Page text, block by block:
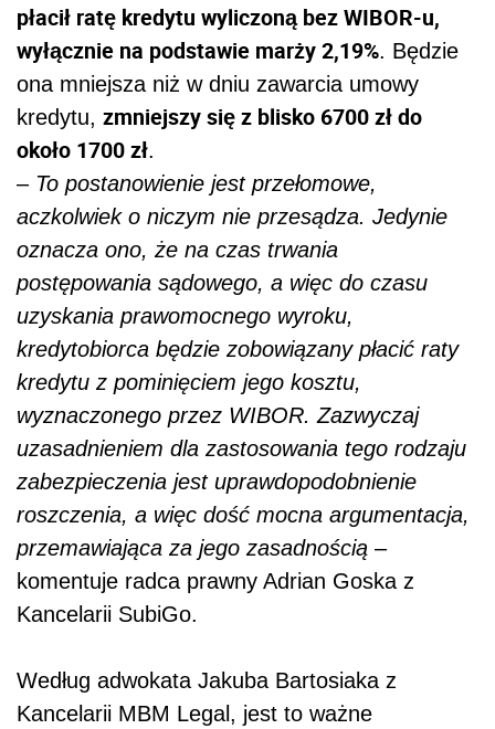
płacił ratę kredytu wyliczoną bez WIBOR-u,
wyłącznie na podstawie marży 2,19%. Będzie
ona mniejsza niż w dniu zawarcia umowy
kredytu, zmniejszy się z blisko 6700 zł do
około 1700 zł.
– To postanowienie jest przełomowe,
aczkolwiek o niczym nie przesądza. Jedynie
oznacza ono, że na czas trwania
postępowania sądowego, a więc do czasu
uzyskania prawomocnego wyroku,
kredytobiorca będzie zobowiązany płacić raty
kredytu z pominięciem jego kosztu,
wyznaczonego przez WIBOR. Zazwyczaj
uzasadnieniem dla zastosowania tego rodzaju
zabezpieczenia jest uprawdopodobnienie
roszczenia, a więc dość mocna argumentacja,
przemawiająca za jego zasadnością –
komentuje radca prawny Adrian Goska z
Kancelarii SubiGo.
Według adwokata Jakuba Bartosiaka z
Kancelarii MBM Legal, jest to ważne